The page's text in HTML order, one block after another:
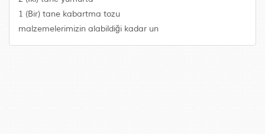
1 (Bir) tane kabartma tozu
malzemelerimizin alabildiği kadar un